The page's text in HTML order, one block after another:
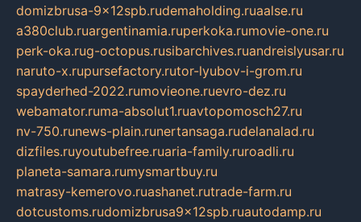
domizbrusa-9x12spb.rudemaholding.ruaalse.ru
a380club.ruargentinamia.ruperkoka.rumovie-one.ru
perk-oka.rug-octopus.rusibarchives.ruandreislyusar.ru
naruto-x.rupursefactory.rutor-lyubov-i-grom.ru
spayderhed-2022.rumovieone.ruevro-dez.ru
webamator.ruma-absolut1.ruavtopomosch27.ru
nv-750.runews-plain.runertansaga.rudelanalad.ru
dizfiles.ruyoutubefree.ruaria-family.ruroadli.ru
planeta-samara.rumysmartbuy.ru
matrasy-kemerovo.ruashanet.rutrade-farm.ru
dotcustoms.rudomizbrusa9x12spb.ruautodamp.ru